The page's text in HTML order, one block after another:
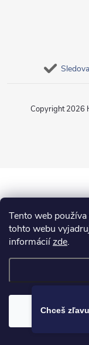
Tento web
tohto webu
informáciízde.
Copyright 2026
Chceš